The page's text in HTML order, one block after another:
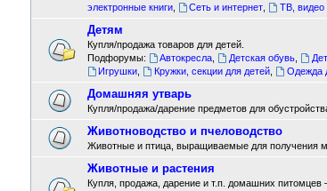
электронные книги, Сеть и интернет ТВ, видео
Детям
Купля/продажа товаров для детей.
Подфорумы:
Автокресла Детская обувь
Игрушки
Кружки, секции для детей Одежда
Домашняя утварь
Купля/продажа/дарение предметов для
Животноводство и пчеловодство
Животные и птица, выращиваемые для получения
Животные и растения
Купля, продажа, дарение и т.п. домашних